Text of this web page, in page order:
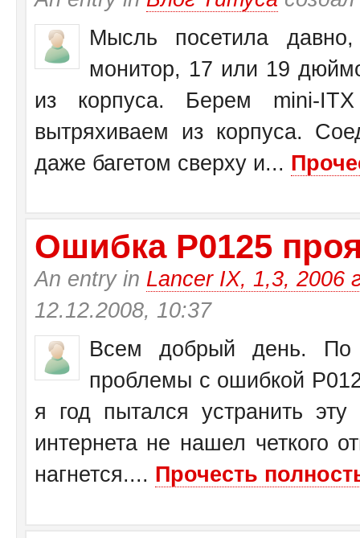
Мысль посетила
монитор, 17 или 19
из корпуса. Берем mini-
вытряхиваем из корпуса.
даже багетом сверху и...
Ошибка Р0125
An entry in Lancer IX, 1,3, 2006
12.12.2008, 10:37
Всем добрый день. По
проблемы с ошибкой
я год пытался устранить
интернета не нашел четкого
нагнется.... Прочесть